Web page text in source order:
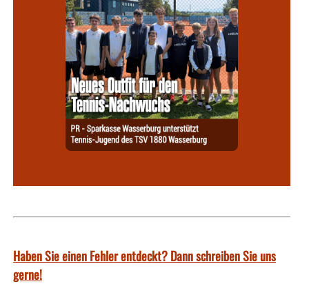
Haben Sie einen Fehler entdeckt? Dann schreiben Sie uns
gerne!